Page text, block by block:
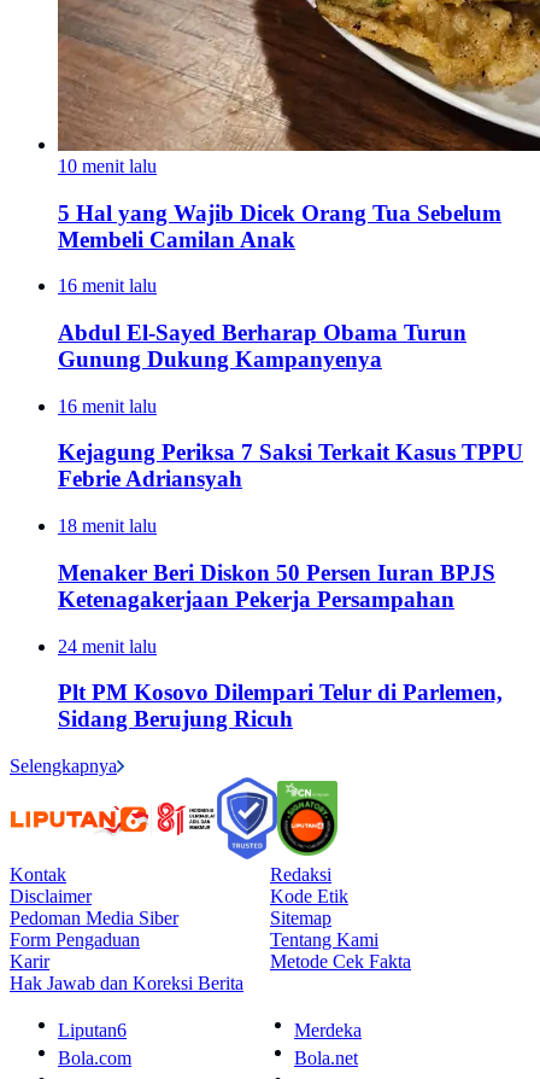
10 menit lalu
5 Hal yang Wajib Dicek Orang Tua Sebelum
Membeli Camilan Anak
16 menit lalu
Abdul El-Sayed Berharap Obama Turun
Gunung Dukung Kampanyenya
16 menit lalu
Kejagung Periksa 7 Saksi Terkait Kasus TPPU
Febrie Adriansyah
18 menit lalu
Menaker Beri Diskon 50 Persen Iuran BPJS
Ketenagakerjaan Pekerja Persampahan
24 menit lalu
Plt PM Kosovo Dilempari Telur di Parlemen,
Sidang Berujung Ricuh
Selengkapnya
Kontak
Redaksi
Disclaimer
Kode Etik
Pedoman Media Siber
Sitemap
Form Pengaduan
Tentang Kami
Karir
Metode Cek Fakta
Hak Jawab dan Koreksi Berita
Liputan6
Merdeka
Bola.com
Bola.net